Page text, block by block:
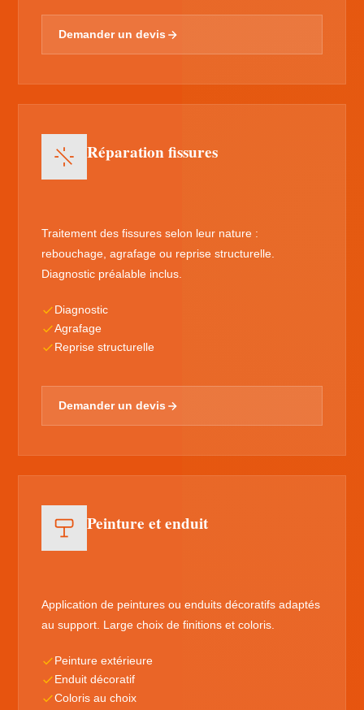
Demander un devis
Réparation fissures
Traitement des fissures selon leur nature :
rebouchage, agrafage ou reprise structurelle.
Diagnostic préalable inclus.
Diagnostic
Agrafage
Reprise structurelle
Demander un devis
Peinture et enduit
Application de peintures ou enduits décoratifs adaptés
au support. Large choix de finitions et coloris.
Peinture extérieure
Enduit décoratif
Coloris au choix